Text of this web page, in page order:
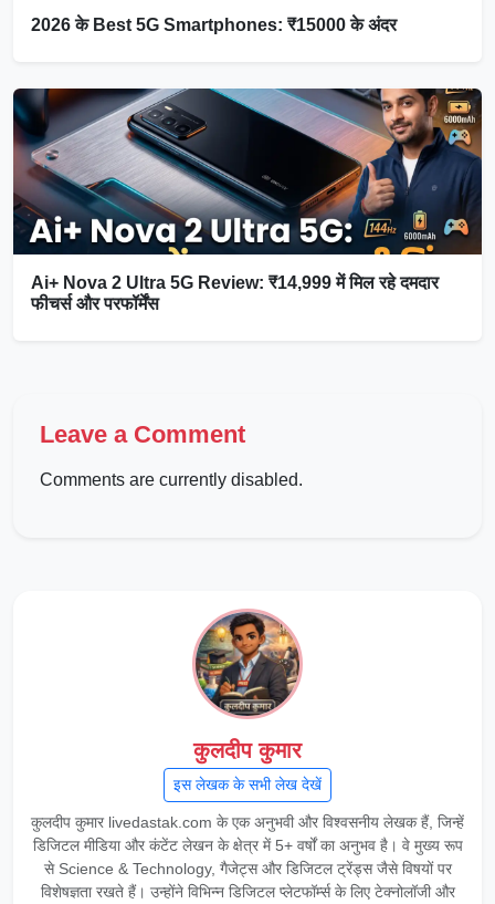
2026 के Best 5G Smartphones: ₹15000 के अंदर
Ai+ Nova 2 Ultra 5G Review: ₹14,999 में मिल रहे दमदार
फीचर्स और परफॉर्मेंस
Leave a Comment
Comments are currently disabled.
कुलदीप कुमार
इस लेखक के सभी लेख देखें
कुलदीप कुमार livedastak.com के एक अनुभवी और विश्वसनीय लेखक हैं, जिन्हें
डिजिटल मीडिया और कंटेंट लेखन के क्षेत्र में 5+ वर्षों का अनुभव है। वे मुख्य रूप
से Science & Technology, गैजेट्स और डिजिटल ट्रेंड्स जैसे विषयों पर
विशेषज्ञता रखते हैं। उन्होंने विभिन्न डिजिटल प्लेटफॉर्म्स के लिए टेक्नोलॉजी और